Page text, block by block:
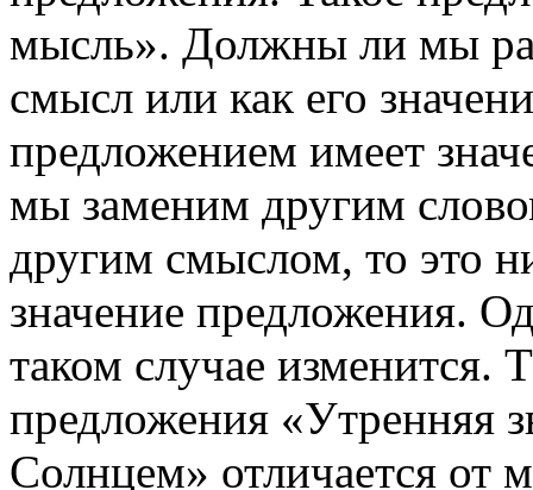
мысль». Должны ли мы
смысл или как его
предложением имеет
мы заменим другим
другим смыслом, то это
значение предложения.
таком случае изменится.
предложения «Утренняя
Солнцем» отличается от